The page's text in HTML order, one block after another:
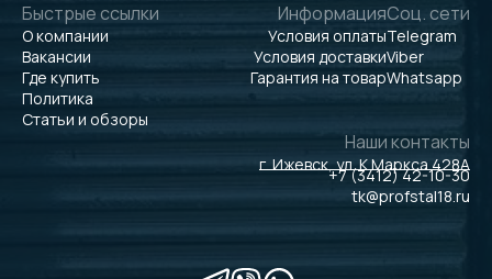
Быстрые ссылки
О компании
Вакансии
Где купить
Политика
Статьи и обзоры
Информация
Условия оплаты
Условия доставки
Гарантия на товар
Соц. сети
Telegram
Viber
Whatsapp
Наши контакты
г. Ижевск, ул. К.Маркса 428А
+7 (3412) 42-10-30
tk@profstal18.ru